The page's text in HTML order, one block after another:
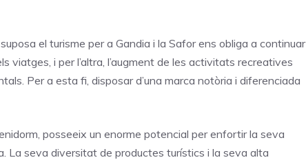
el turisme per a Gandia i la Safor ens obliga a continuar
i per l’altra, l’augment de les activitats recreatives
Per a esta fi, disposar d’una marca notòria i diferenciada
posseeix un enorme potencial per enfortir la seva
La seva diversitat de productes turístics i la seva alta